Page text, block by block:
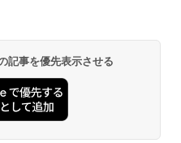
記事を優先表示させる